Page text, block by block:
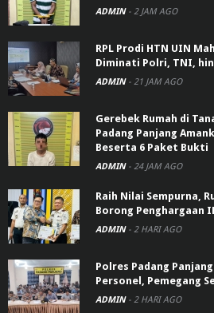
ADMIN - 2 JAM AGO
RPL Prodi HTN UIN
Diminati Polri, TNI,
ADMIN - 21 JAM AGO
Gerebek Rumah di
Padang Panjang
Beserta 6 Paket Bukti
ADMIN - 24 JAM AGO
Raih Nilai Sempurna,
Borong Penghargaan
ADMIN - 2 HARI AGO
Polres Padang
Personel, Pemegang
ADMIN - 2 HARI AGO